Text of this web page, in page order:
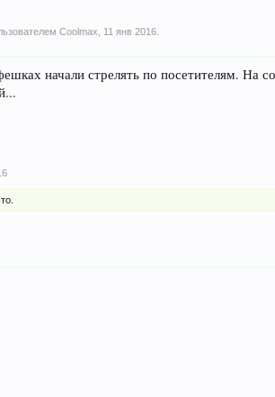
Coolmax 11 янв 2016
начали стрелять по посетителям. На